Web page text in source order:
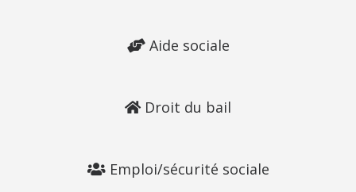
Aide sociale
Droit du bail
Emploi/sécurité sociale